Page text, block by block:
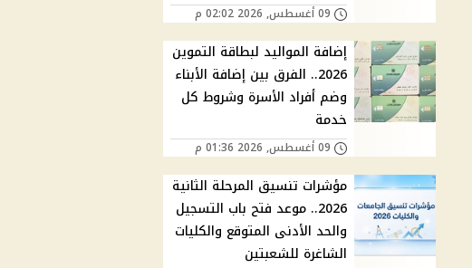
09 أغسطس, 2026 02:02 م
إضافة المواليد لبطاقة التموين
2026.. الفرق بين إضافة الأبناء
وضم أفراد الأسرة وشروط كل
خدمة
09 أغسطس, 2026 01:36 م
مؤشرات تنسيق المرحلة الثانية
2026.. موعد فتح باب التسجيل
والحد الأدنى المتوقع والكليات
الشاغرة للشعبتين